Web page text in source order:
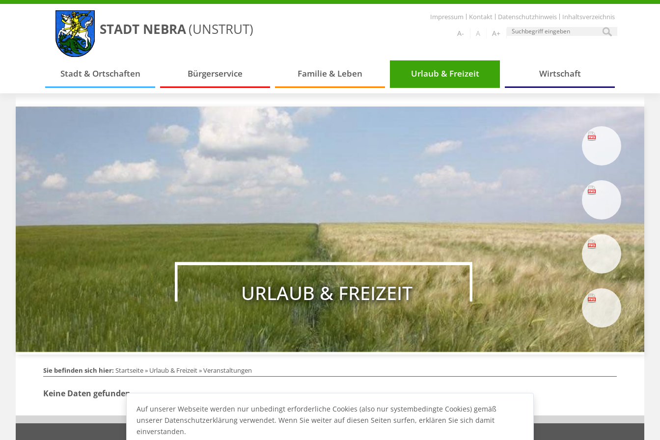
Auf unserer Webseite werden nur unbedingt erforderliche Cookies (also nur systembedingte Cookies) gemäß
unserer Datenschutzerklärung verwendet. Wenn Sie weiter auf diesen Seiten surfen, erklären Sie sich damit
einverstanden.
STADT NEBRA(UNSTRUT)
Impressum Kontakt Datenschutzhinweis Inhaltsverzeichnis
A- A A+
Stadt & Ortschaften Bürgerservice Familie & Leben Urlaub & Freizeit Wirtschaft
URLAUB & FREIZEIT
Sie befinden sich hier: Startseite» Urlaub & Freizeit»Veranstaltungen
Keine Daten gefunden ...